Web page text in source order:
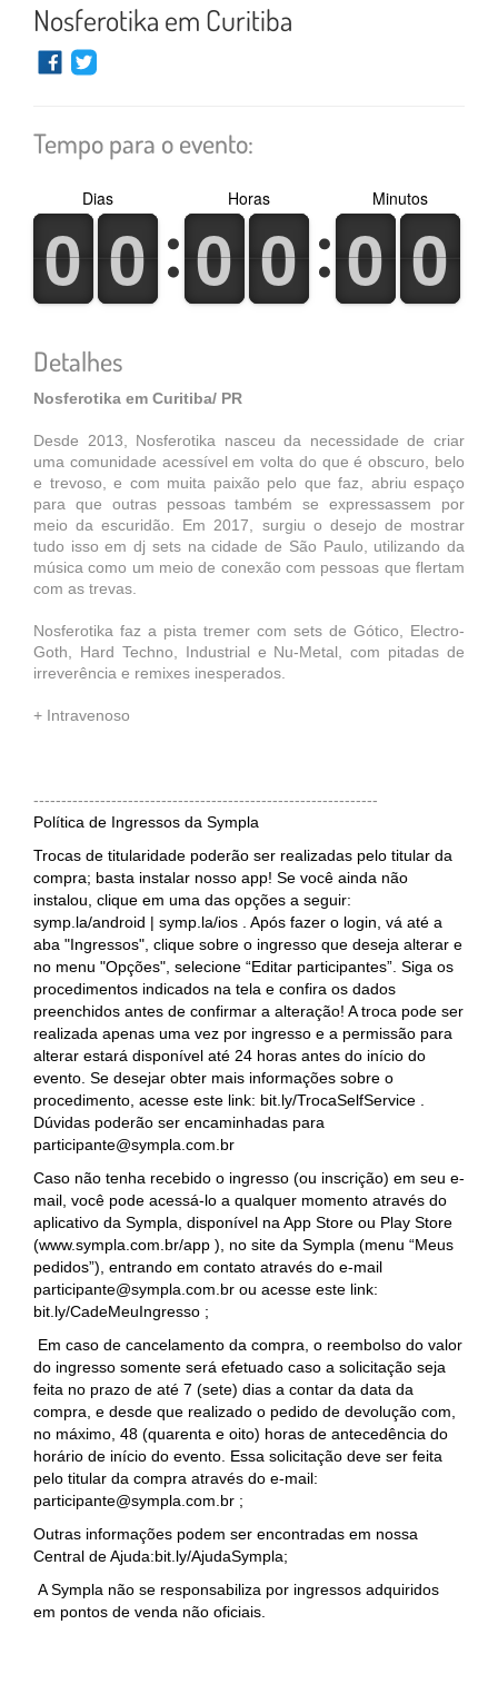
Nosferotika em Curitiba
Tempo para o evento:
0
0
1
1 0
0
1
1
Dias
0
0
1
1 0
0
1
1
Horas
0
0
1
1 0
0
1
1
Minutos
Detalhes
Nosferotika em Curitiba/ PR
Desde 2013, Nosferotika nasceu da necessidade de criar
uma comunidade acessível em volta do que é obscuro, belo
e trevoso, e com muita paixão pelo que faz, abriu espaço
para que outras pessoas também se expressassem por
meio da escuridão. Em 2017, surgiu o desejo de mostrar
tudo isso em dj sets na cidade de São Paulo, utilizando da
música como um meio de conexão com pessoas que flertam
com as trevas.
Nosferotika faz a pista tremer com sets de Gótico, Electro-
Goth, Hard Techno, Industrial e Nu-Metal, com pitadas de
irreverência e remixes inesperados.
+ Intravenoso
--------------------------------------------------------------
Política de Ingressos da Sympla
Trocas de titularidade poderão ser realizadas pelo titular da
compra; basta instalar nosso app! Se você ainda não
instalou, clique em uma das opções a seguir:
symp.la/android | symp.la/ios . Após fazer o login, vá até a
aba "Ingressos", clique sobre o ingresso que deseja alterar e
no menu "Opções", selecione “Editar participantes”. Siga os
procedimentos indicados na tela e confira os dados
preenchidos antes de confirmar a alteração! A troca pode ser
realizada apenas uma vez por ingresso e a permissão para
alterar estará disponível até 24 horas antes do início do
evento. Se desejar obter mais informações sobre o
procedimento, acesse este link: bit.ly/TrocaSelfService .
Dúvidas poderão ser encaminhadas para
participante@sympla.com.br
Caso não tenha recebido o ingresso (ou inscrição) em seu e-
mail, você pode acessá-lo a qualquer momento através do
aplicativo da Sympla, disponível na App Store ou Play Store
(www.sympla.com.br/app ), no site da Sympla (menu “Meus
pedidos”), entrando em contato através do e-mail
participante@sympla.com.br ou acesse este link:
bit.ly/CadeMeuIngresso ;
Em caso de cancelamento da compra, o reembolso do valor
do ingresso somente será efetuado caso a solicitação seja
feita no prazo de até 7 (sete) dias a contar da data da
compra, e desde que realizado o pedido de devolução com,
no máximo, 48 (quarenta e oito) horas de antecedência do
horário de início do evento. Essa solicitação deve ser feita
pelo titular da compra através do e-mail:
participante@sympla.com.br ;
Outras informações podem ser encontradas em nossa
Central de Ajuda:bit.ly/AjudaSympla;
A Sympla não se responsabiliza por ingressos adquiridos
em pontos de venda não oficiais.